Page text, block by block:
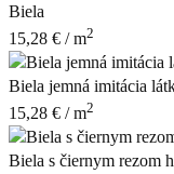
Biela
15,28 € / m2
Biela jemná imitácia
15,28 € / m2
Biela s čiernym rezom